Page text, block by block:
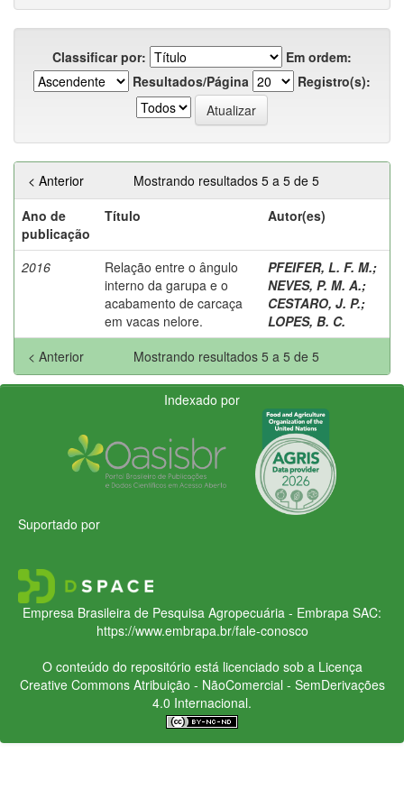
Classificar por:
Em ordem:
Resultados/Página
Registro(s):
Mostrando resultados 5 a 5 de 5
< Anterior
Ano de
publicação
Título Autor(es)
2016
Relação entre o ângulo
interno da garupa e o
acabamento de carcaça
em vacas nelore.
PFEIFER, L. F. M.;
NEVES, P. M. A.;
CESTARO, J. P.;
LOPES, B. C.
Mostrando resultados 5 a 5 de 5
< Anterior
Indexado por
Suportado por
Empresa Brasileira de Pesquisa Agropecuária - Embrapa SAC:
https://www.embrapa.br/fale-conosco
O conteúdo do repositório está licenciado sob a Licença
Creative CommonsAtribuição - NãoComercial - SemDerivações
4.0 Internacional.